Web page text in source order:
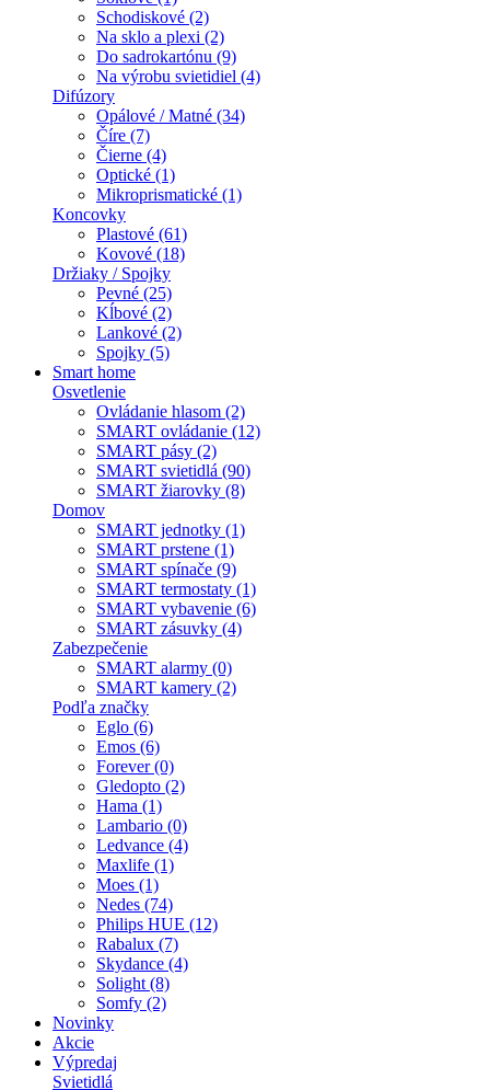
Schodiskové (2)
Na sklo a plexi (2)
Do sadrokartónu (9)
Na výrobu svietidiel (4)
Difúzory
Opálové / Matné (34)
Číre (7)
Čierne (4)
Optické (1)
Mikroprismatické (1)
Koncovky
Plastové (61)
Kovové (18)
Držiaky / Spojky
Pevné (25)
Kĺbové (2)
Lankové (2)
Spojky (5)
Smart home
Osvetlenie
Ovládanie hlasom (2)
SMART ovládanie (12)
SMART pásy (2)
SMART svietidlá (90)
SMART žiarovky (8)
Domov
SMART jednotky (1)
SMART prstene (1)
SMART spínače (9)
SMART termostaty (1)
SMART vybavenie (6)
SMART zásuvky (4)
Zabezpečenie
SMART alarmy (0)
SMART kamery (2)
Podľa značky
Eglo (6)
Emos (6)
Forever (0)
Gledopto (2)
Hama (1)
Lambario (0)
Ledvance (4)
Maxlife (1)
Moes (1)
Nedes (74)
Philips HUE (12)
Rabalux (7)
Skydance (4)
Solight (8)
Somfy (2)
Novinky
Akcie
Výpredaj
Svietidlá